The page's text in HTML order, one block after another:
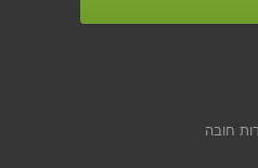
חובה